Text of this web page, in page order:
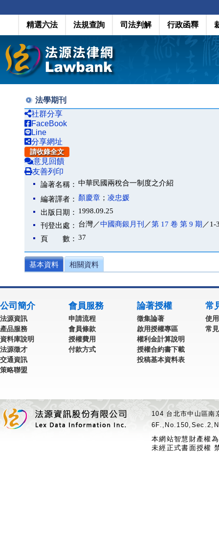
精選六法 法規查詢 司法判解 行政函釋
法學期刊
社群分享
FaceBook
Line
分享網址
請收錄全文
意見回饋
友善列印
論著名稱： 中華民國兩稅合一制度之介紹
編著譯者： 顏慶章 ； 凌忠媛
出版日期： 1998.09.25
刊登出處： 台灣／中國商銀月刊 ／第 17 卷 第 9 期 ／1-
頁 數： 37
基本資料 相關資料
公司簡介
法源資訊
產品服務
資料庫說明
法源徵才
交通資訊
策略聯盟
會員服務
申請流程
會員條款
授權費用
付款方式
論著授權
徵集論著
啟用授權專區
權利金計算說明
授權合約書下載
投稿基本資料表
常
使
常
104 台北市中山區
本網站智慧財產權
未經正式書面授權